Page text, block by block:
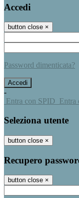
Accedi
button close ×
Password dimenticata?
-
Entra con SPID Entra
Seleziona utente
button close ×
Recupero
button close ×